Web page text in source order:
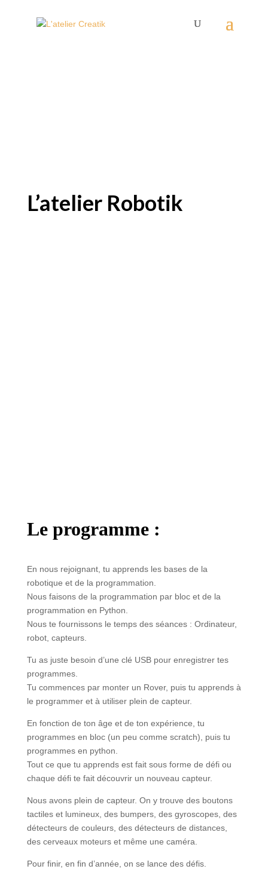
L’atelier Robotik
Le programme :
En nous rejoignant, tu apprends les bases de la
robotique et de la programmation.
Nous faisons de la programmation par bloc et de la
programmation en Python.
Nous te fournissons le temps des séances : Ordinateur,
robot, capteurs.
Tu as juste besoin d’une clé USB pour enregistrer tes
programmes.
Tu commences par monter un Rover, puis tu apprends à
le programmer et à utiliser plein de capteur.
En fonction de ton âge et de ton expérience, tu
programmes en bloc (un peu comme scratch), puis tu
programmes en python.
Tout ce que tu apprends est fait sous forme de défi ou
chaque défi te fait découvrir un nouveau capteur.
Nous avons plein de capteur. On y trouve des boutons
tactiles et lumineux, des bumpers, des gyroscopes, des
détecteurs de couleurs, des détecteurs de distances,
des cerveaux moteurs et même une caméra.
Pour finir, en fin d’année, on se lance des défis.